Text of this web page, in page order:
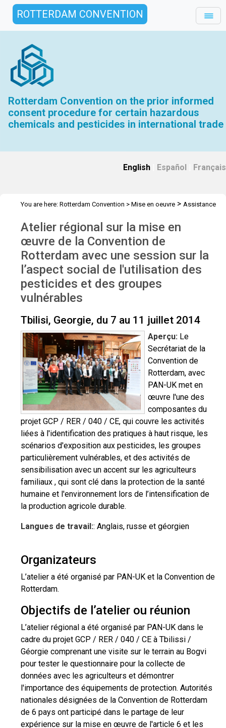
ROTTERDAM CONVENTION
Rotterdam Convention on the prior informed
consent procedure for certain hazardous
chemicals and pesticides in international trade
English Español Français
You are here: Rotterdam Convention > Mise en oeuvre > Assistance
Georgie 2014
Atelier régional sur la mise en
œuvre de la Convention de
Rotterdam avec une session sur la
l’aspect social de l'utilisation des
pesticides et des groupes
vulnérables
Tbilisi, Georgie, du 7 au 11 juillet 2014
Aperçu: Le
Secrétariat de la
Convention de
Rotterdam, avec
PAN-UK met en
œuvre l'une des
composantes du
projet GCP / RER / 040 / CE, qui couvre les activités
liées à l'identification des pratiques à haut risque, les
scénarios d'exposition aux pesticides, les groupes
particulièrement vulnérables, et des activités de
sensibilisation avec un accent sur les agriculteurs
familiaux , qui sont clé dans la protection de la santé
humaine et l'environnement lors de l’intensification de
la production agricole durable.
Langues de travail:: Anglais, russe et géorgien
Organizateurs
L’atelier a été organisé par PAN-UK et la Convention de
Rotterdam.
Objectifs de l’atelier ou réunion
L’atelier régional a été organisé par PAN-UK dans le
cadre du projet GCP / RER / 040 / CE à Tbilissi /
Géorgie comprenant une visite sur le terrain au Bogvi
pour tester le questionnaire pour la collecte de
données avec les agriculteurs et démontrer
l'importance des équipements de protection. Autorités
nationales désignées de la Convention de Rotterdam
de 6 pays ont participé dans le partage de leur
expérience sur la mise en œuvre de l'article 6 et les